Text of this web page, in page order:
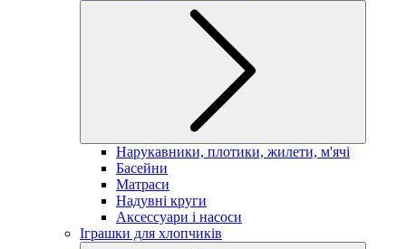
Нарукавники, плотики, жилети, м'ячі
Басейни
Матраси
Надувні круги
Аксессуари і насоси
Іграшки для хлопчиків